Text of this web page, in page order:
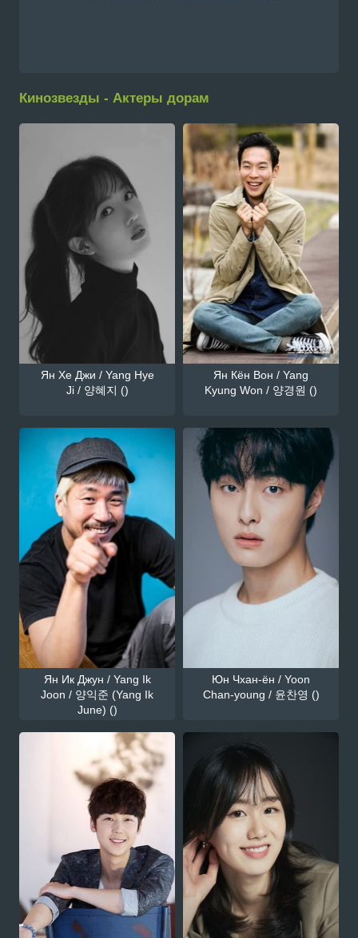
Кинозвезды - Актеры дорам
Ян Хе Джи / Yang Hye
Ji / 양혜지 ()
Ян Кён Вон / Yang
Kyung Won / 양경원 ()
Ян Ик Джун / Yang Ik
Joon / 양익준 (Yang Ik
June) ()
Юн Чхан-ён / Yoon
Chan-young / 윤찬영 ()